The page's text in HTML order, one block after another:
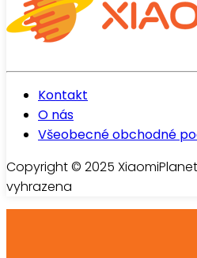
Kontakt
O nás
Všeobecné obchodné
Copyright © 2025
vyhrazena